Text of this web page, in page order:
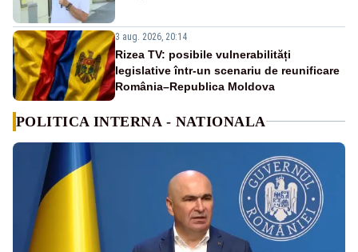
3 aug. 2026, 20:14
Rizea TV: posibile vulnerabilități
legislative într-un scenariu de reunificare
România–Republica Moldova
POLITICA INTERNA - NATIONALA